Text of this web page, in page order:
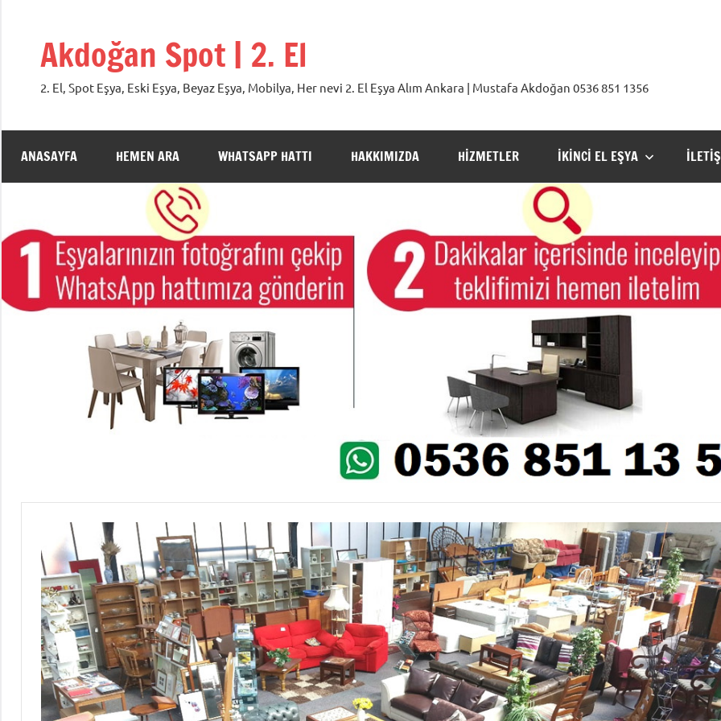
Akdoğan Spot | 2. El
2. El, Spot Eşya, Eski Eşya, Beyaz Eşya, Mobilya, Her nevi 2. El Eşya Alım Ankara | Mustafa Akdoğan 0536 851 1356
ANASAYFA HEMEN ARA WHATSAPP HATTI HAKKIMIZDA HIZMETLER İKINCI EL EŞYA